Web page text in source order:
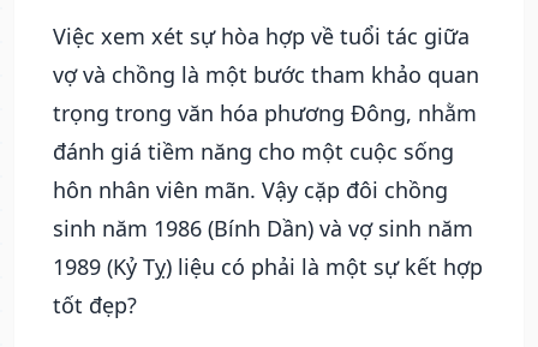
Việc xem xét sự hòa hợp về tuổi tác giữa
vợ và chồng là một bước tham khảo quan
trọng trong văn hóa phương Đông, nhằm
đánh giá tiềm năng cho một cuộc sống
hôn nhân viên mãn. Vậy cặp đôi chồng
sinh năm 1986 (Bính Dần) và vợ sinh năm
1989 (Kỷ Tỵ) liệu có phải là một sự kết hợp
tốt đẹp?